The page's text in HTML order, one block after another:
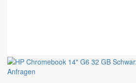
Anfragen